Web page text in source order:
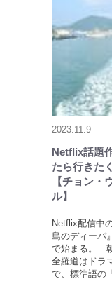
2023.11.9
Netflix話題
たら行きた
【チョン・
ル】
Netflix配信中
島のディーバ
で始まる。
全羅道はドラ
で、標準語の